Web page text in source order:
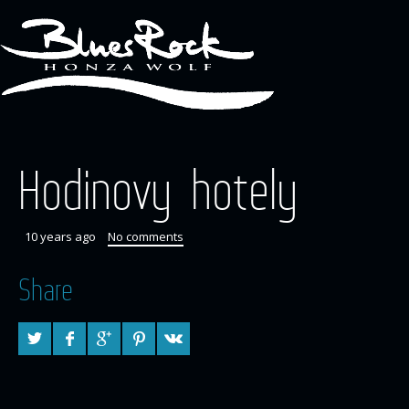
Hodinovy hotely
10 years ago No comments
Share